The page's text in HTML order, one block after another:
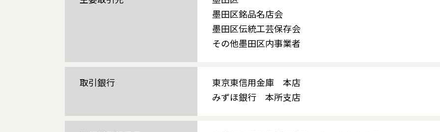
墨田区銘品名店会
墨田区伝統工芸保存会
その他墨田区内事業者
取引銀行
東京東信用金庫 本店
みずほ銀行 本所支店